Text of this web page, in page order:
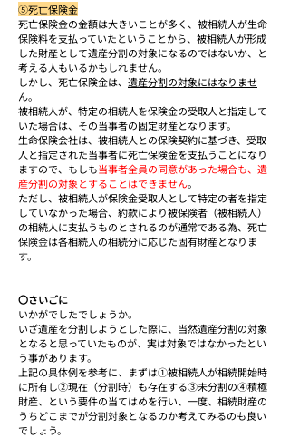
⑤死亡保険金
死亡保険金の金額は大きいことが多く、被相続人が生命
保険料を支払っていたということから、被相続人が形成
した財産として遺産分割の対象になるのではないか、と
考える人もいるかもしれません。
しかし、死亡保険金は、 遺産分割の対象にはなりませ
ん。
被相続人が、特定の相続人を保険金の受取人と指定して
いた場合は、その当事者の固定財産となります。
生命保険会社は、被相続人との保険契約に基づき、受取
人と指定された当事者に死亡保険金を支払うことになり
ますので、もしも当事者全員の同意があった場合も、遺
産分割の対象とすることはできません。
ただし、被相続人が保険金受取人として特定の者を指定
していなかった場合、約款により被保険者（被相続人）
の相続人に支払うものとされるのが通常である為、死亡
保険金は各相続人の相続分に応じた固有財産となりま
す。
〇さいごに
いかがでしたでしょうか。
いざ遺産を分割しようとした際に、当然遺産分割の対象
となると思っていたものが、実は対象ではなかったとい
う事があります。
上記の具体例を参考に、まずは①被相続人が相続開始時
に所有し②現在（分割時）も存在する③未分割の④積極
財産、という要件の当てはめを行い、一度、相続財産の
うちどこまでが分割対象となるのか考えてみるのも良い
でしょう。